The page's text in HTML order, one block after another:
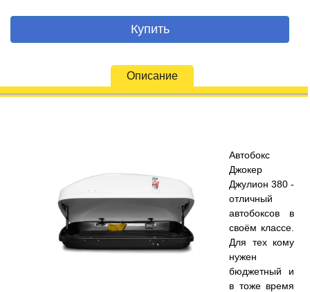
Купить
Описание
Автобокс
Джокер
Джулион 380 -
отличный
автобоксов в
своём классе.
Для тех кому
нужен
бюджетный и
в тоже время